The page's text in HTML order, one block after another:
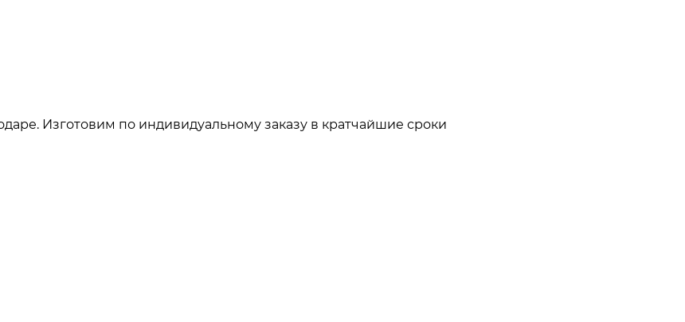
Изготовим по индивидуальному заказу в кратчайшие сроки